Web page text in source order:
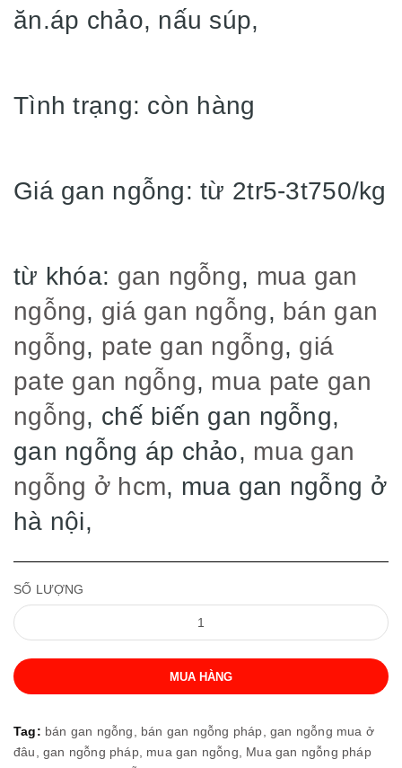
ăn.áp chảo, nấu súp,
Tình trạng: còn hàng
Giá gan ngỗng: từ 2tr5-3t750/kg
từ khóa: gan ngỗng, mua gan
ngỗng, giá gan ngỗng, bán gan
ngỗng, pate gan ngỗng, giá
pate gan ngỗng, mua pate gan
ngỗng, chế biến gan ngỗng,
gan ngỗng áp chảo, mua gan
ngỗng ở hcm, mua gan ngỗng ở
hà nội,
SỐ LƯỢNG
MUA HÀNG
Tag: bán gan ngỗng, bán gan ngỗng pháp, gan ngỗng mua ở
đâu, gan ngỗng pháp, mua gan ngỗng, Mua gan ngỗng pháp